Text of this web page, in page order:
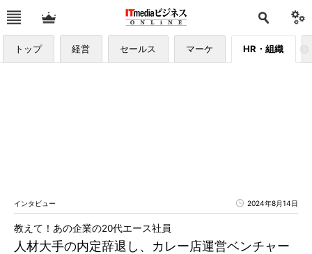
トップ 経営 セールス マーケ HR・組織
インタビュー 2024年8月14日
人材大手の内定辞退し、カレー店運営ベンチャー
教えて！あの企業の20代エース社員